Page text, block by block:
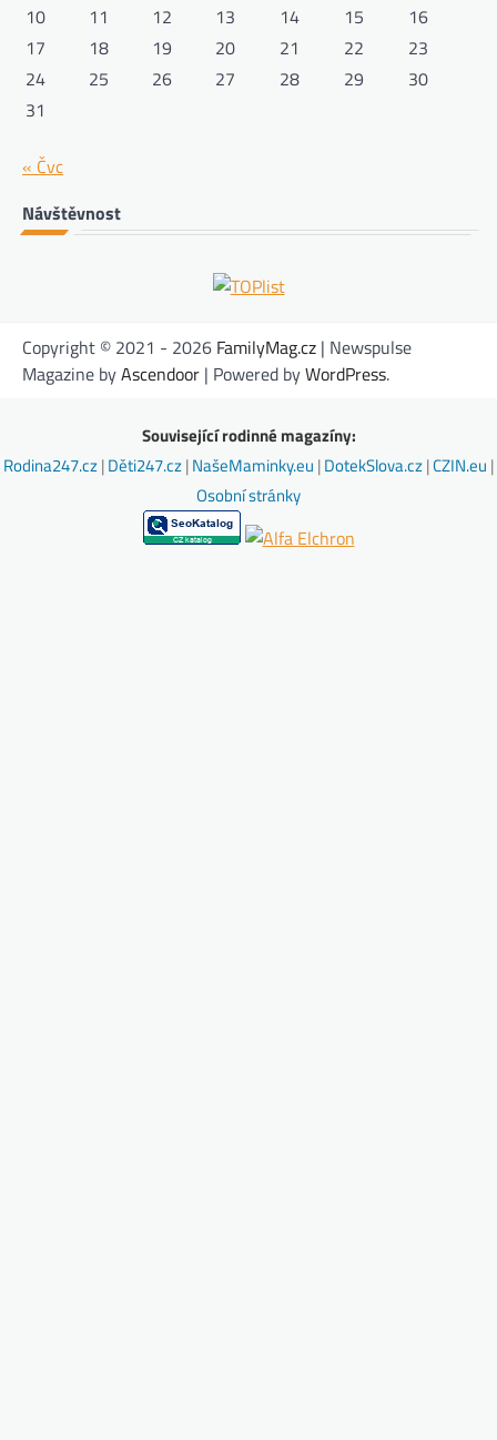
10
11 12 13 14 15
16
17
18 19 20 21 22
23
24
25 26 27 28 29
30
31
« Čvc
Návštěvnost
Copyright © 2021 - 2026 FamilyMag.cz | Newspulse
Magazine byAscendoor | Powered byWordPress.
Související rodinné magazíny:
Rodina247.cz|Děti247.cz|NašeMaminky.eu |DotekSlova.cz|CZIN.eu |
Osobní stránky